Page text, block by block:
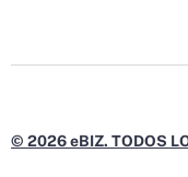
© 2026 eBIZ. TODOS